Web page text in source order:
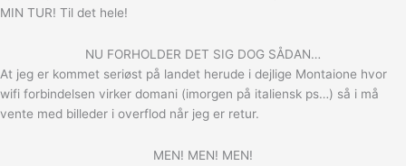
MIN TUR! Til det hele!
NU FORHOLDER DET SIG DOG SÅDAN…
At jeg er kommet seriøst på landet herude i dejlige Montaione hvor
wifi forbindelsen virker domani (imorgen på italiensk ps…) så i må
vente med billeder i overflod når jeg er retur.
MEN! MEN! MEN!